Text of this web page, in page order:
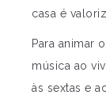
casa é
Para animar
música ao
às sextas e